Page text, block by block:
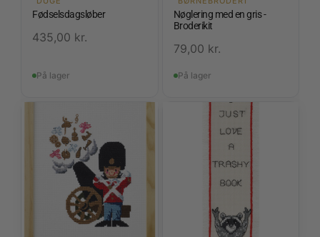
Fødselsdagsløber
435,00 kr.
På lager
Nøglering med en gris -
Broderikit
79,00 kr.
På lager